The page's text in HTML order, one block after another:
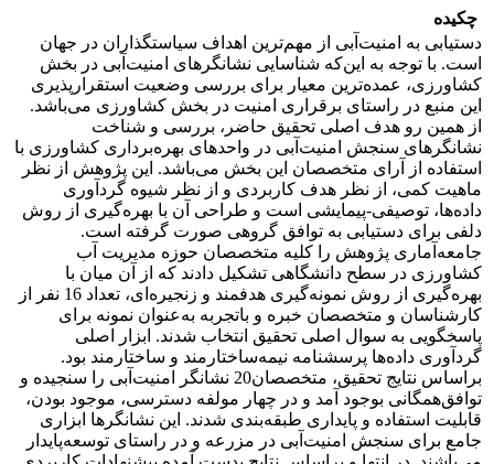
چکیده
دستیابی به امنیت‌آبی از مهم‌ترین اهداف سیاستگذاران در جهان
است. با توجه به‌ این‌که شناسایی نشانگرهای امنیت‌آبی در بخش
کشاورزی، عمده‌ترین معیار برای بررسی وضعیت استقرارپذیری
این منبع در راستای برقراری امنیت در بخش کشاورزی می‌باشد.
از همین رو هدف اصلی تحقیق‌ حاضر، بررسی و شناخت
نشانگرهای سنجش امنیت‌آبی در واحدهای بهره‌برداری کشاورزی با
استفاده از آرای متخصصان این بخش می‌باشد. این پژوهش از نظر
ماهیت کمی، از نظر هدف کاربردی و از نظر شیوه گردآوری
داده‌ها، توصیفی-پیمایشی است و طراحی آن با بهره‌گیری از روش
دلفی برای دستیابی به توافق گروهی صورت گرفته است.
جامعه‌آماری پژوهش را کلیه متخصصان حوزه مدیریت آب
کشاورزی در سطح دانشگاهی تشکیل دادند که از آن میان با
بهره‌گیری از روش نمونه‌گیری هدفمند و زنجیره‌ای، تعداد 16 نفر از
کارشناسان و متخصصان خبره و باتجربه به‌عنوان نمونه برای
پاسخگویی به سوال اصلی تحقیق انتخاب شدند. ابزار اصلی
گردآوری داده‌ها پرسشنامه نیمه‌ساختارمند و ساختارمند بود.
براساس نتایج تحقیق، متخصصان‌20 نشانگر امنیت‌آبی را سنجیده و
توافق‌همگانی بوجود آمد و در چهار مولفه دسترسی، موجود بودن،
قابلیت استفاده و پایداری طبقه‌بندی شدند. این نشانگرها ابزاری
جامع برای سنجش امنیت‌آبی در مزرعه و در راستای توسعه‌پایدار